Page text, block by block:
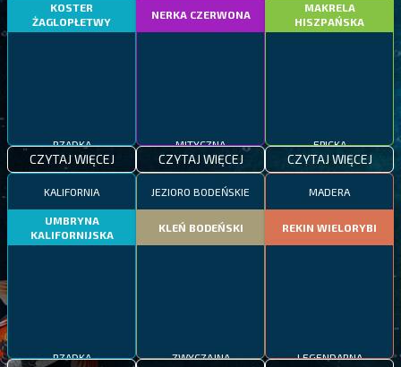
KOSTER
ŻAGLOPŁETWY
RZADKA
CZYTAJ WIĘCEJ
NERKA CZERWONA
MITYCZNA
CZYTAJ WIĘCEJ
MAKRELA
HISZPAŃSKA
EPICKA
CZYTAJ WIĘCEJ
KALIFORNIA
UMBRYNA
KALIFORNIJSKA
RZADKA
JEZIORO BODEŃSKIE
KLEŃ BODEŃSKI
ZWYCZAJNA
MADERA
REKIN WIELORYBI
LEGENDARNA